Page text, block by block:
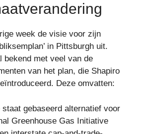
week de visie voor zijn
in Pittsburgh uit.
bekend met veel van de
van het plan, die Shapiro
Deze omvatten:
staat gebaseerd alternatief voor
Greenhouse Gas Initiative